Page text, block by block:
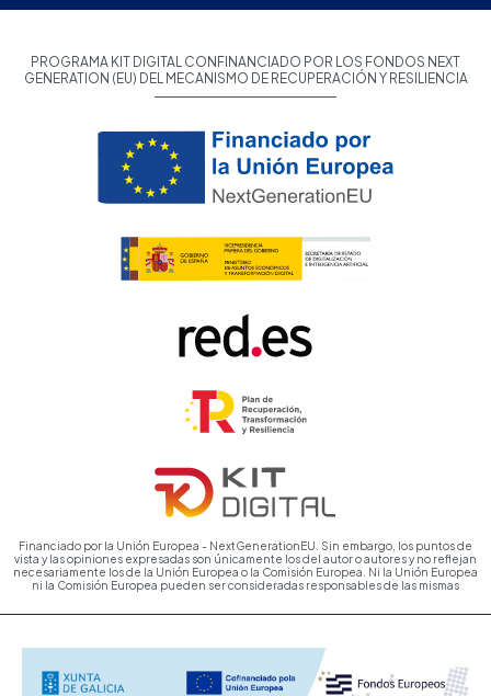
PROGRAMA KIT DIGITAL CONFINANCIADO POR LOS FONDOS NEXT
GENERATION (EU) DEL MECANISMO DE RECUPERACIÓN Y RESILIENCIA
Financiado por la Unión Europea - NextGenerationEU. Sin embargo, los puntos de
vista y las opiniones expresadas son únicamente los del autor o autores y no reflejan
necesariamente los de la Unión Europea o la Comisión Europea. Ni la Unión Europea
ni la Comisión Europea pueden ser consideradas responsables de las mismas